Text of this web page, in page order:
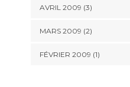
AVRIL 2009 (3)
MARS 2009 (2)
FÉVRIER 2009 (1)